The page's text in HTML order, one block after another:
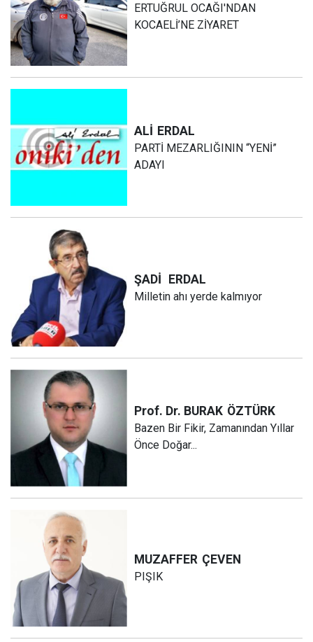
ERTUĞRUL OCAĞI'NDAN
KOCAELİ’NE ZİYARET
ALİ ERDAL
PARTİ MEZARLIĞININ “YENİ”
ADAYI
ŞADİ ERDAL
Milletin ahı yerde kalmıyor
Prof. Dr. BURAK ÖZTÜRK
Bazen Bir Fikir, Zamanından Yıllar
Önce Doğar...
MUZAFFER ÇEVEN
PIŞIK